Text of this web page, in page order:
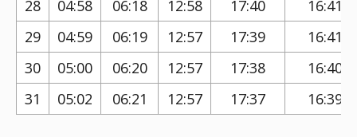
28
04:58 06:18 12:58 17:40
16:41
29
04:59 06:19 12:57 17:39
16:41
30
05:00 06:20 12:57 17:38
16:40
31
05:02 06:21 12:57 17:37 16:39